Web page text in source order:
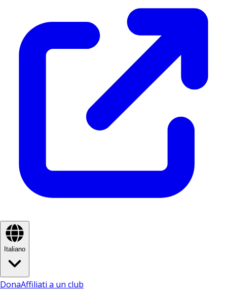
Italiano
DonaAffiliati a un club